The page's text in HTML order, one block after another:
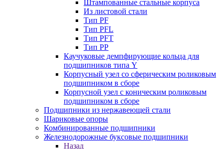
Штампованные стальные корпуса
Из листовой стали
Тип PF
Тип PFL
Тип PFT
Тип PP
Каучуковые демпфирующие кольца для
подшипников типа Y
Корпусный узел со сферическим роликовым
подшипником в сборе
Корпусной узел с коническим роликовым
подшипником в сборе
Подшипники из нержавеющей стали
Шариковые опоры
Комбинированные подшипники
Железнодорожные буксовые подшипники
Назад